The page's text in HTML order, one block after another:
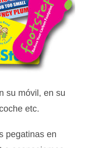
su móvil, en su
etc.
pegatinas en